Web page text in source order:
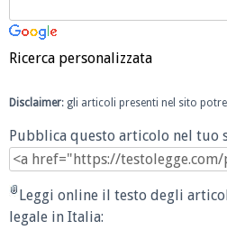
Ricerca personalizzata
Disclaimer: gli articoli presenti nel sito
Pubblica questo articolo nel tuo
Leggi online il testo degli
legale in Italia: